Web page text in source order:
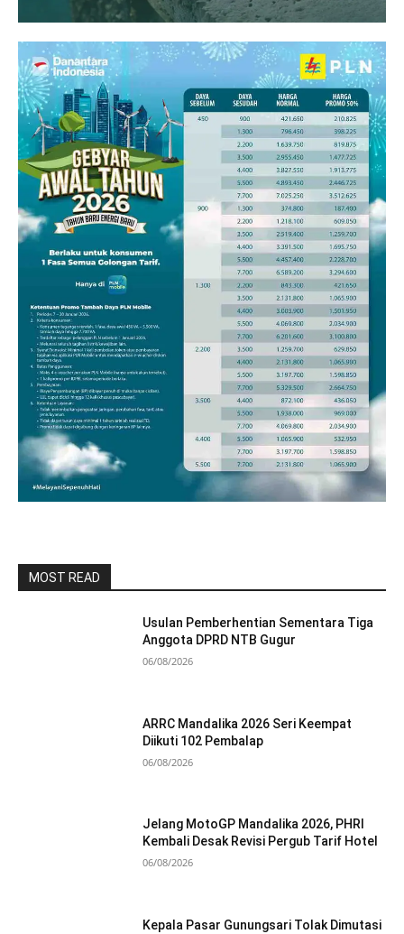
MOST READ
Usulan Pemberhentian Sementara Tiga
Anggota DPRD NTB Gugur
06/08/2026
ARRC Mandalika 2026 Seri Keempat
Diikuti 102 Pembalap
06/08/2026
Jelang MotoGP Mandalika 2026, PHRI
Kembali Desak Revisi Pergub Tarif Hotel
06/08/2026
Kepala Pasar Gunungsari Tolak Dimutasi